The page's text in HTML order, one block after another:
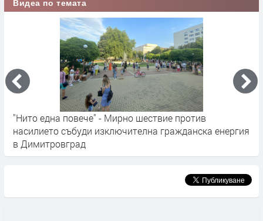
Видеа по темата
Разтърсващият разказ на една българска жена,
преживяла брутално насилие